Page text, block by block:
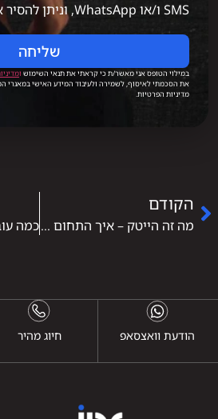
SMS ו/או WhatsApp, וניתן להסיר את הסכמתי בכל עת.
שליחה
במילוי הטופס אני מאשר/ת כי קראתי את תנאי השימוש ו
את הסכמתי לאיסוף, לשמירה ולעיבוד המידע האישי במאגרי
מדיניות הפרטיות.
הקודם
מה זה הייטק – איך התחום שינה את שוק העבודה ומה זה אומר לגביך
הודעת וואצסאפ חיוג מהיר